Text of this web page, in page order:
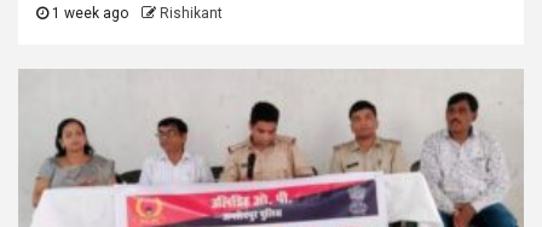
1 week ago Rishikant